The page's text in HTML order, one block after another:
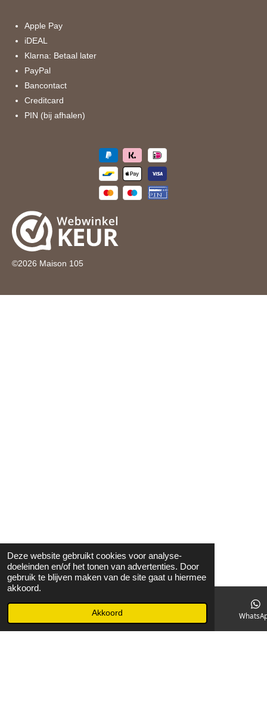
Deze website gebruikt cookies voor analyse-
doeleinden en/of het tonen van advertenties. Door
gebruik te blijven maken van de site gaat u hiermee
akkoord.
Akkoord
Apple Pay
iDEAL
Klarna: Betaal later
PayPal
Bancontact
Creditcard
PIN (bij afhalen)
©2026 Maison 105